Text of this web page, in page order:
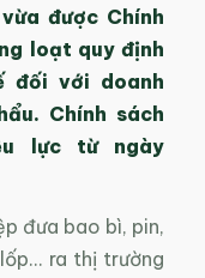
được Chính
loạt quy định
đối với doanh
Chính sách
lực từ ngày
đưa bao bì, pin,
ra thị trường